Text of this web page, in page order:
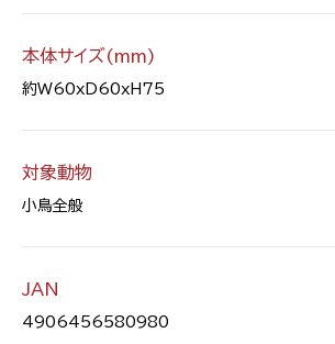
本体サイズ(mm)
約W60xD60xH75
対象動物
小鳥全般
JAN
4906456580980